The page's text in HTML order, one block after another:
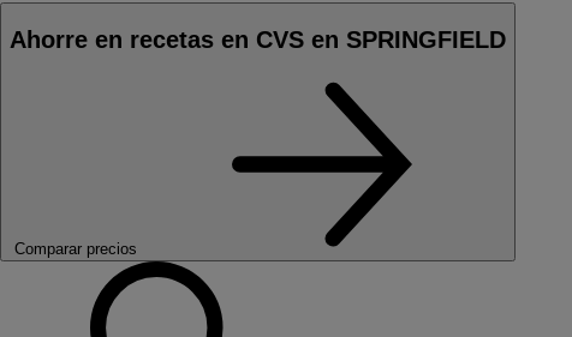
Ahorre en recetas en CVS en SPRINGFIELD
Comparar precios